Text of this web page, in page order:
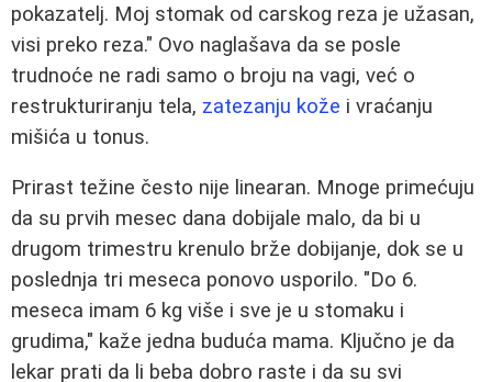
pokazatelj. Moj stomak od carskog reza je užasan,
visi preko reza." Ovo naglašava da se posle
trudnoće ne radi samo o broju na vagi, već o
restrukturiranju tela, zatezanju kože i vraćanju
mišića u tonus.
Prirast težine često nije linearan. Mnoge primećuju
da su prvih mesec dana dobijale malo, da bi u
drugom trimestru krenulo brže dobijanje, dok se u
poslednja tri meseca ponovo usporilo. "Do 6.
meseca imam 6 kg više i sve je u stomaku i
grudima," kaže jedna buduća mama. Ključno je da
lekar prati da li beba dobro raste i da su svi